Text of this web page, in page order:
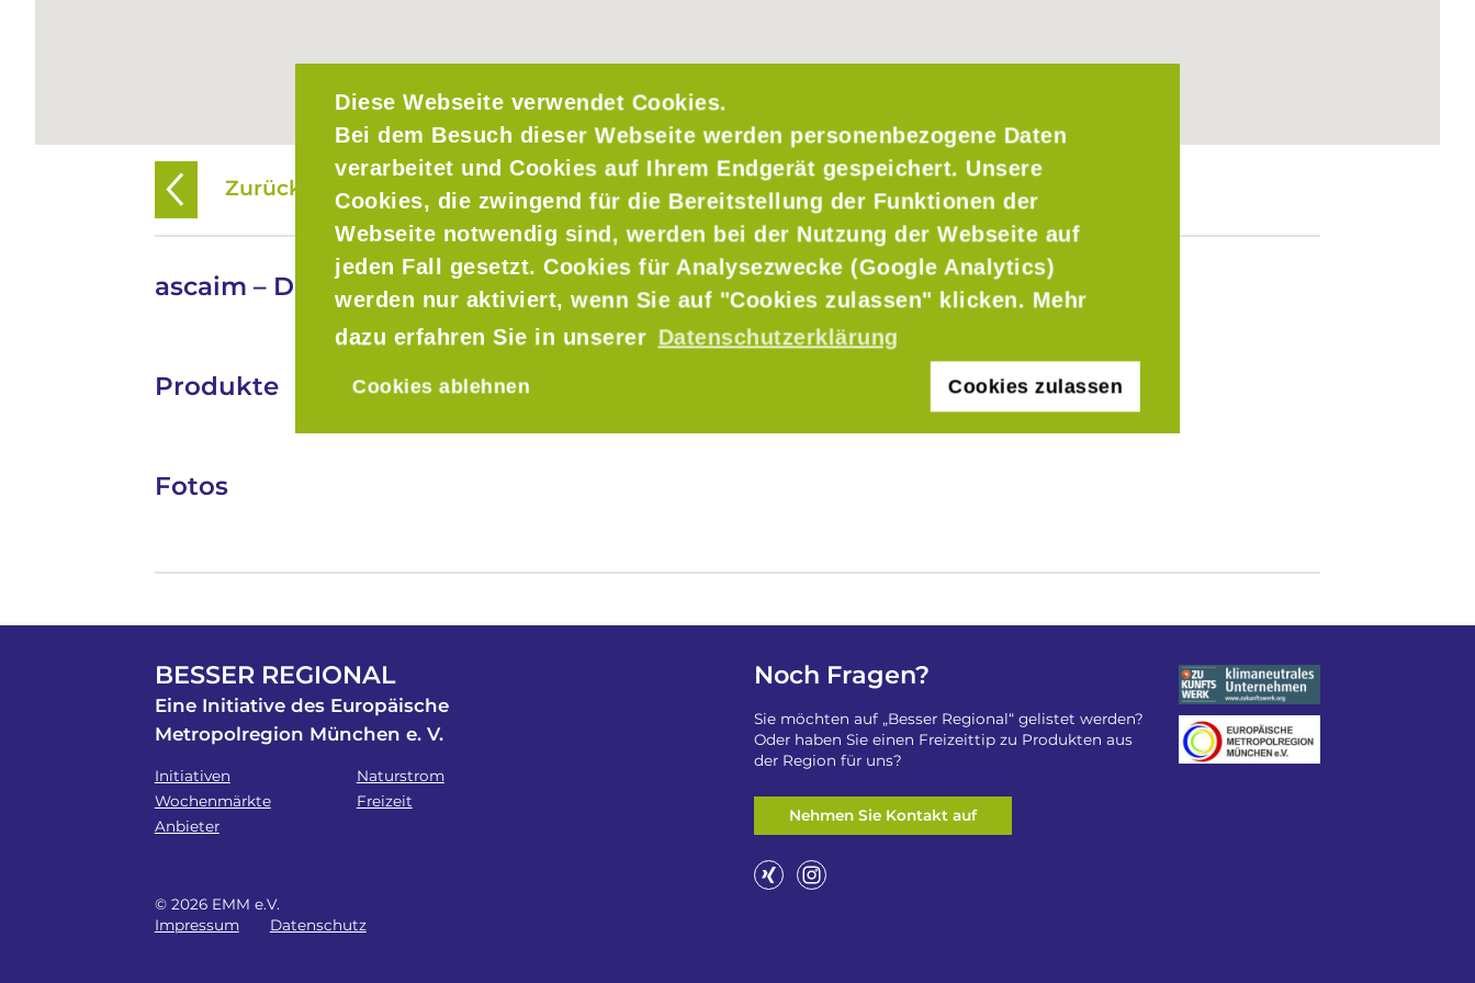
Diese Webseite verwendet Cookies.
Bei dem Besuch dieser Webseite werden personenbezogene Daten
verarbeitet und Cookies auf Ihrem Endgerät gespeichert. Unsere
Cookies, die zwingend für die Bereitstellung der Funktionen der
Webseite notwendig sind, werden bei der Nutzung der Webseite auf
jeden Fall gesetzt. Cookies für Analysezwecke (Google Analytics)
werden nur aktiviert, wenn Sie auf "Cookies zulassen" klicken. Mehr
dazu erfahren Sie in unserer Datenschutzerklärung
Cookies ablehnen Cookies zulassen
Zurück zur Übersicht
ascaim – Destillerie Böltl GbR
Produkte
Fotos
BESSER REGIONAL
Eine Initiative des Europäische
Metropolregion München e. V.
Initiativen
Wochenmärkte
Anbieter
Naturstrom
Freizeit
© 2026 EMM e.V.
Impressum
Datenschutz
Noch Fragen?
Sie möchten auf „Besser Regional“ gelistet werden?
Oder haben Sie einen Freizeittip zu Produkten aus
der Region für uns?
Nehmen Sie Kontakt auf